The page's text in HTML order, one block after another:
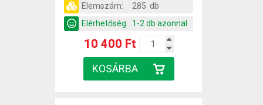
Elemszám:
285 db
Elérhetőség: 1-2 db azonnal
10 400 Ft